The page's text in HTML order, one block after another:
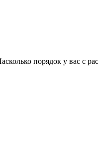
порядок у вас с